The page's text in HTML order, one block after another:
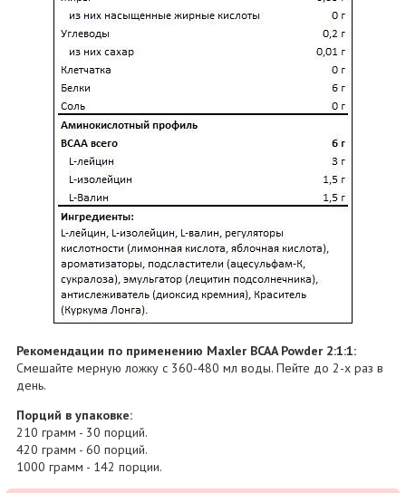
Рекомендации по применению Maxler BCAA Powder 2:1:1:
Смешайте мерную ложку с 360-480 мл воды. Пейте до 2-х раз в
день.
Порций в упаковке:
210 грамм - 30 порций.
420 грамм - 60 порций.
1000 грамм - 142 порции.